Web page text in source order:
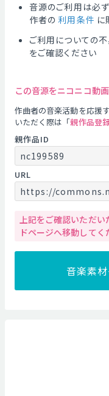
音源のご利用は必
作者の 利用条件 に
ご利用についての
をご確認ください
この音源をニコニコ動
作曲者の音楽活動を応援
いただく際は「親作品登
親作品ID
nc199589
URL
https://
上記をご確認いただい
ドページへ移動してく
音楽素